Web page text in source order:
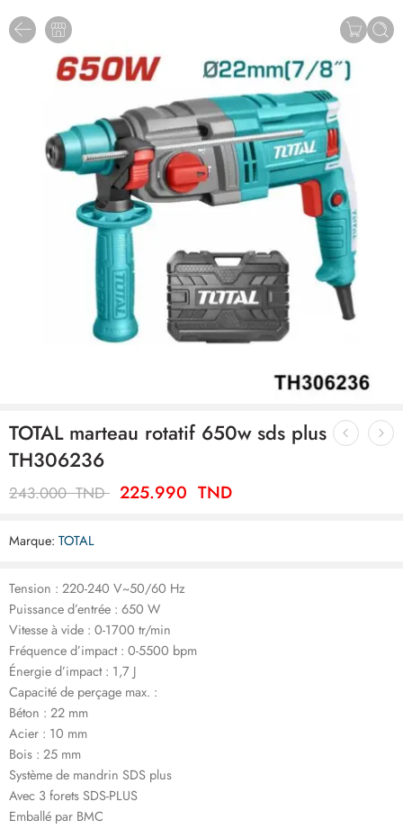
TOTAL marteau rotatif 650w sds plus
TH306236
243.000TND 225.990 TND
Marque: TOTAL
Tension : 220-240 V~50/60 Hz
Puissance d’entrée : 650 W
Vitesse à vide : 0-1700 tr/min
Fréquence d’impact : 0-5500 bpm
Énergie d’impact : 1,7 J
Capacité de perçage max. :
Béton : 22 mm
Acier : 10 mm
Bois : 25 mm
Système de mandrin SDS plus
Avec 3 forets SDS-PLUS
Emballé par BMC